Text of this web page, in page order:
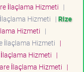
İlaçlama Hizmeti |
Hizmeti | Rize
Hizmeti |
İlaçlama Hizmeti |
Hizmeti |
İlaçlama Hizmeti |